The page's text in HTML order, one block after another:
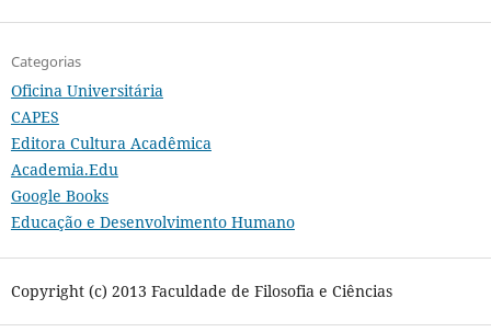
Categorias
Oficina Universitária
CAPES
Editora Cultura Acadêmica
Academia.Edu
Google Books
Educação e Desenvolvimento Humano
Copyright (c) 2013 Faculdade de Filosofia e Ciências